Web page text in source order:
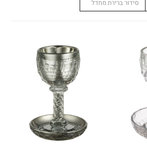
סידור ברירת מחדל